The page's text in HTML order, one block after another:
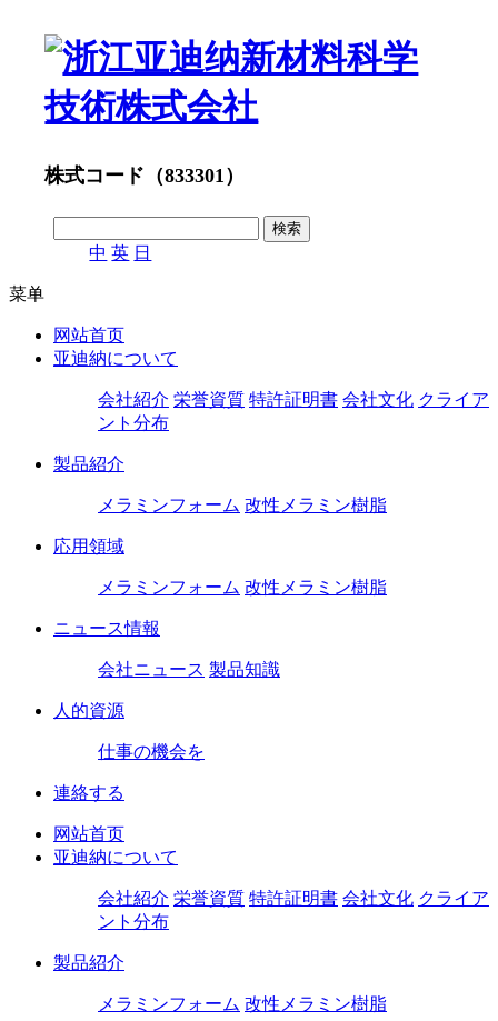
株式コード（833301）
中 英 日
菜单
网站首页
亚迪納について
会社紹介 栄誉資質 特許証明書 会社文化 クライア
ント分布
製品紹介
メラミンフォーム 改性メラミン樹脂
応用領域
メラミンフォーム 改性メラミン樹脂
ニュース情報
会社ニュース 製品知識
人的資源
仕事の機会を
連絡する
网站首页
亚迪納について
会社紹介 栄誉資質 特許証明書 会社文化 クライア
ント分布
製品紹介
メラミンフォーム 改性メラミン樹脂